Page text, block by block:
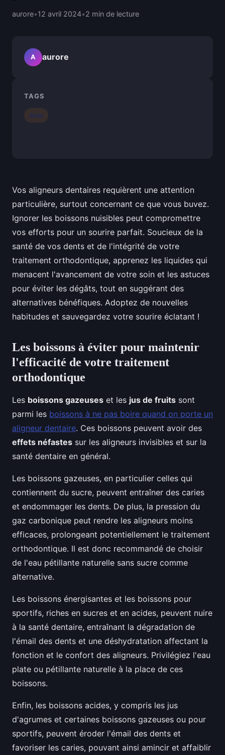
aurore•12 avril 2024•2 min de lecture
Vos aligneurs dentaires requièrent une attention
particulière, surtout concernant ce que vous buvez.
Ignorer les boissons nuisibles peut compromettre
vos efforts pour un sourire parfait. Soucieux de la
santé de vos dents et de l'intégrité de votre
traitement orthodontique, apprenez les liquides qui
menacent l'avancement de votre soin et les astuces
pour éviter les dégâts, tout en suggérant des
alternatives bénéfiques. Adoptez de nouvelles
habitudes et sauvegardez votre sourire éclatant !
Les boissons à éviter pour maintenir
l'efficacité de votre traitement
orthodontique
Les boissons gazeuses et les jus de fruits sont
parmi les boissons à ne pas boire quand on porte un
aligneur dentaire. Ces boissons peuvent avoir des
effets néfastes sur les aligneurs invisibles et sur la
santé dentaire en général.
Les boissons gazeuses, en particulier celles qui
contiennent du sucre, peuvent entraîner des caries
et endommager les dents. De plus, la pression du
gaz carbonique peut rendre les aligneurs moins
efficaces, prolongeant potentiellement le traitement
orthodontique. Il est donc recommandé de choisir
de l'eau pétillante naturelle sans sucre comme
alternative.
Les boissons énergisantes et les boissons pour
sportifs, riches en sucres et en acides, peuvent nuire
à la santé dentaire, entraînant la dégradation de
l'émail des dents et une déshydratation affectant la
fonction et le confort des aligneurs. Privilégiez l'eau
plate ou pétillante naturelle à la place de ces
boissons.
Enfin, les boissons acides, y compris les jus
d'agrumes et certaines boissons gazeuses ou pour
sportifs, peuvent éroder l'émail des dents et
favoriser les caries, pouvant ainsi amincir et affaiblir
A aurore
TAGS
Actu